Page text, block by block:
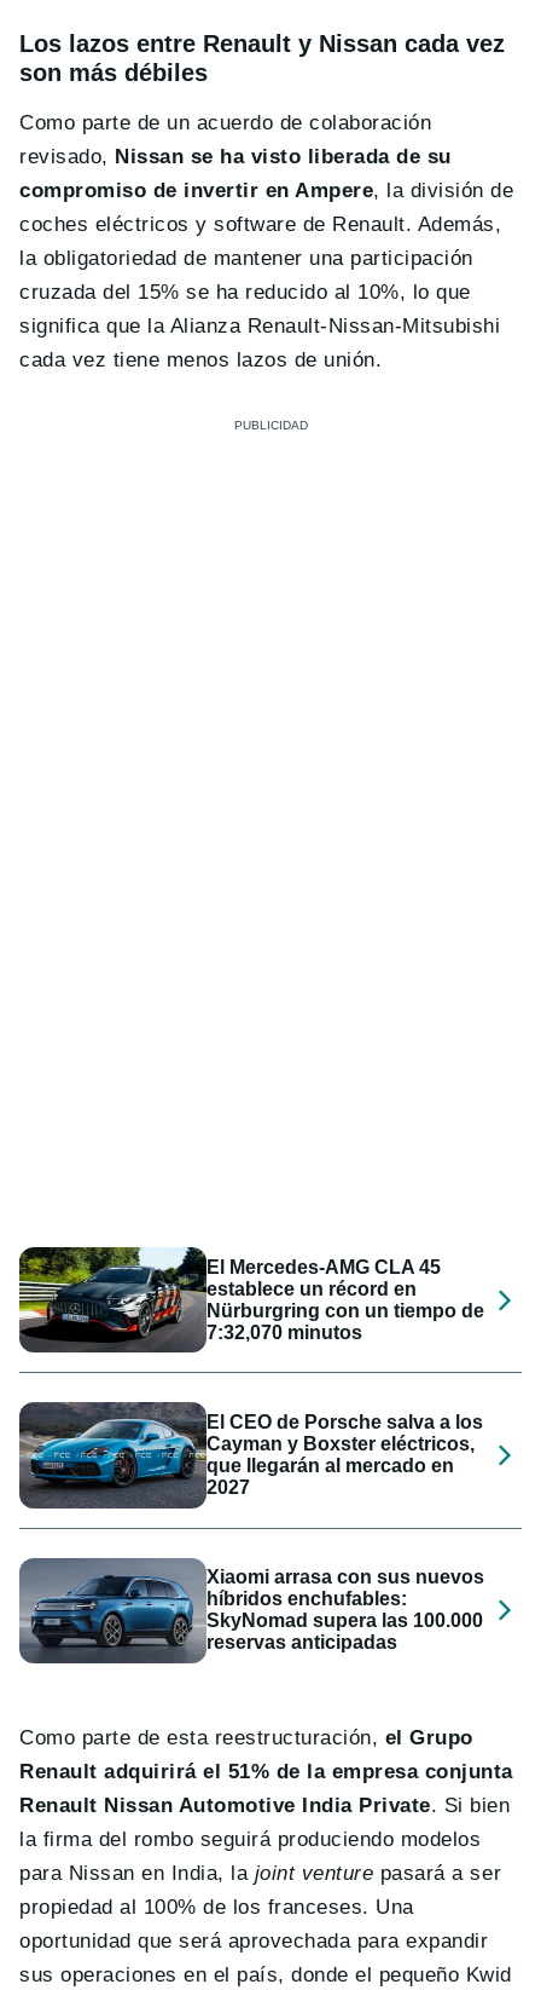
Los lazos entre Renault y Nissan cada vez
son más débiles
Como parte de un acuerdo de colaboración
revisado, Nissan se ha visto liberada de su
compromiso de invertir en Ampere, la división de
coches eléctricos y software de Renault. Además,
la obligatoriedad de mantener una participación
cruzada del 15% se ha reducido al 10%, lo que
significa que la Alianza Renault-Nissan-Mitsubishi
cada vez tiene menos lazos de unión.
El Mercedes-AMG CLA 45
establece un récord en
Nürburgring con un tiempo de
7:32,070 minutos
El CEO de Porsche salva a los
Cayman y Boxster eléctricos,
que llegarán al mercado en
2027
Xiaomi arrasa con sus nuevos
híbridos enchufables:
SkyNomad supera las 100.000
reservas anticipadas
Como parte de esta reestructuración, el Grupo
Renault adquirirá el 51% de la empresa conjunta
Renault Nissan Automotive India Private. Si bien
la firma del rombo seguirá produciendo modelos
para Nissan en India, la joint venture pasará a ser
propiedad al 100% de los franceses. Una
oportunidad que será aprovechada para expandir
sus operaciones en el país, donde el pequeño Kwid